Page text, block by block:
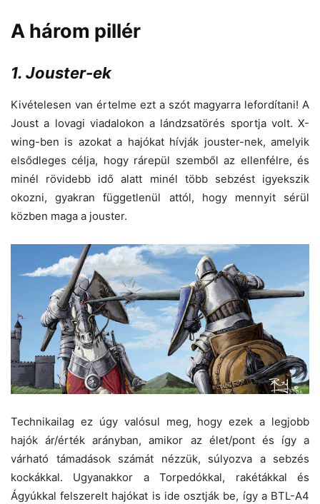
A három pillér
1. Jouster-ek
Kivételesen van értelme ezt a szót magyarra lefordítani! A
Joust a lovagi viadalokon a lándzsatörés sportja volt. X-
wing-ben is azokat a hajókat hívják jouster-nek, amelyik
elsődleges célja, hogy rárepül szemből az ellenfélre, és
minél rövidebb idő alatt minél több sebzést igyekszik
okozni, gyakran függetlenül attól, hogy mennyit sérül
közben maga a jouster.
Technikailag ez úgy valósul meg, hogy ezek a legjobb
hajók ár/érték arányban, amikor az élet/pont és így a
várható támadások számát nézzük, súlyozva a sebzés
kockákkal. Ugyanakkor a Torpedókkal, rakétákkal és
Ágyúkkal felszerelt hajókat is ide osztják be, így a BTL-A4